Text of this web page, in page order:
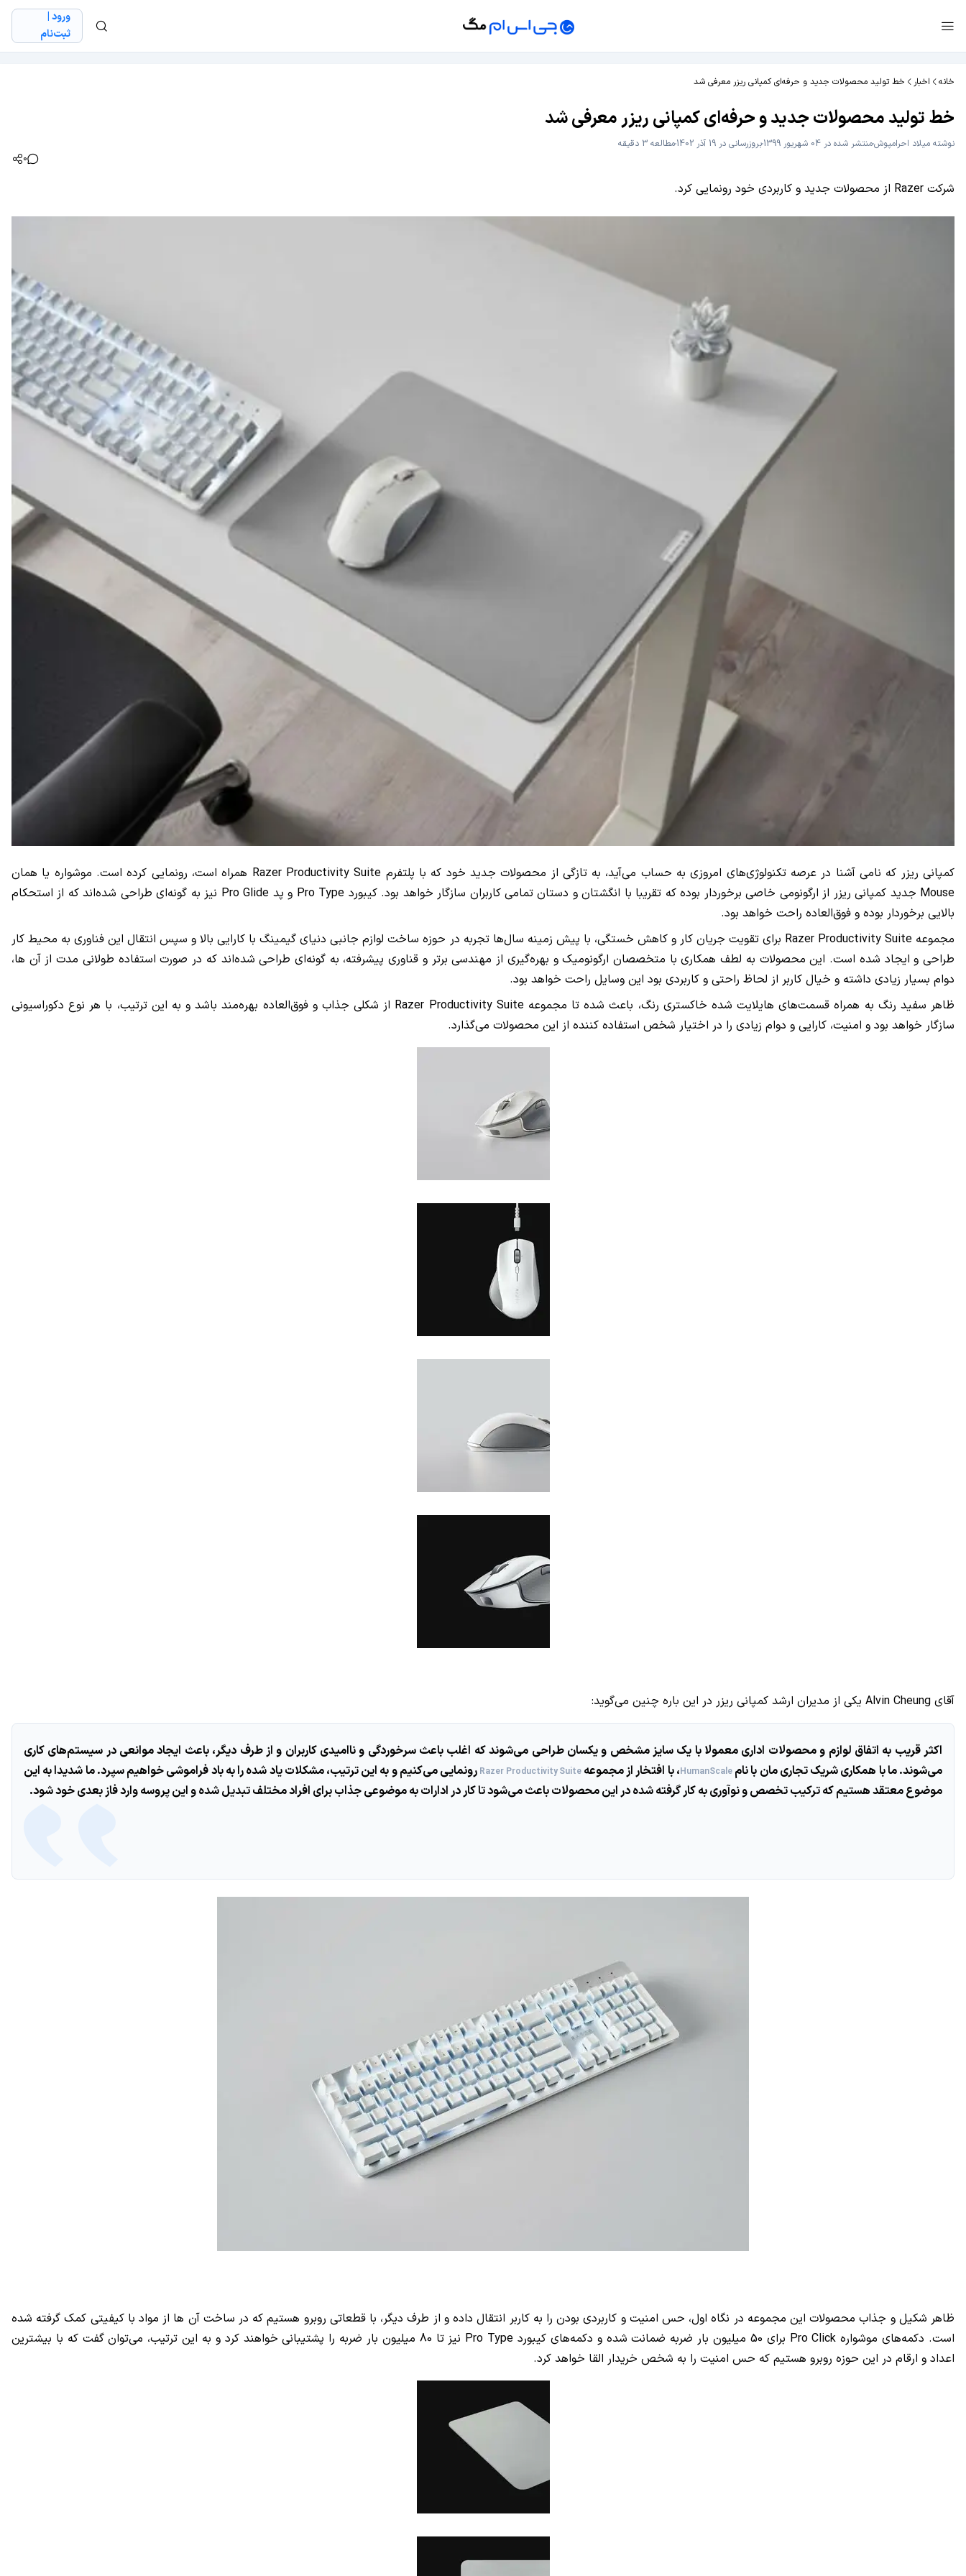
ورود |
ثبت‌نام
خانه اخبار خط تولید محصولات جدید و حرفه‌ای کمپانی ریزر معرفی شد
خط تولید محصولات جدید و حرفه‌ای کمپانی ریزر معرفی شد
نوشته میلاد احرامپوشمنتشر شده در 04 شهریور 1399 بروزرسانی در 19 آذر 1402
مطالعه 3 دقیقه
0
شرکت Razer از محصولات جدید و کاربردی خود رونمایی کرد.
کمپانی ریزر که نامی آشنا در عرصه تکنولوژی‌های امروزی به حساب می‌آید، به تازگی از محصولات جدید خود که با پلتفرم Razer Productivity Suite همراه است، رونمایی کرده است. موشواره یا همان
Mouse جدید کمپانی ریزر از ارگونومی خاصی برخوردار بوده که تقریبا با انگشتان و دستان تمامی کاربران سازگار خواهد بود. کیبورد Pro Type و پد Pro Glide نیز به گونه‌ای طراحی شده‌اند که از استحکام
بالایی برخوردار بوده و فوق‌العاده راحت خواهد بود.
مجموعهRazer Productivity Suite برای تقویت جریان کار و کاهش خستگی، با پیش زمینه سال‌ها تجربه در حوزه ساخت لوازم جانبی دنیای گیمینگ با کارایی بالا و سپس انتقال این فناوری به محیط کار
طراحی و ایجاد شده است. این محصولات به لطف همکاری با متخصصان ارگونومیک و بهره‌گیری از مهندسی برتر و قناوری پیشرفته، به گونه‌ای طراحی شده‌اند که در صورت استفاده طولانی مدت از آن ها،
دوام بسیار زیادی داشته و خیال کاربر از لحاظ راحتی و کاربردی بود این وسایل راحت خواهد بود.
ظاهر سفید رنگ به همراه قسمت‌های هایلایت شده خاکستری رنگ، باعث شده تا مجموعهRazer Productivity Suite از شکلی جذاب و فوق‌العاده بهره‌مند باشد و به این ترتیب، با هر نوع دکوراسیونی
سازگار خواهد بود و امنیت، کارایی و دوام زیادی را در اختیار شخص استفاده کننده از این محصولات می‌گذارد.
آقای Alvin Cheung یکی از مدیران ارشد کمپانی ریزر در این باره چنین می‌گوید:
اکثر قریب به اتفاق لوازم و محصولات اداری معمولا با یک سایز مشخص و یکسان طراحی می‌شوند که اغلب باعث سرخوردگی و ناامیدی کاربران و از طرف دیگر، باعث ایجاد موانعی در سیستم‌های کاری
می‌شوند. ما با همکاری شریک تجاری مان با نامHumanScale، با افتخار از مجموعهRazer Productivity Suite رونمایی می‌کنیم و به این ترتیب، مشکلات یاد شده را به باد فراموشی خواهیم سپرد. ما شدیدا به این
موضوع معتقد هستیم که ترکیب تخصص و نوآوری به کار گرفته شده در این محصولات باعث می‌شود تا کار در ادارات به موضوعی جذاب برای افراد مختلف تبدیل شده و این پروسه وارد فاز بعدی خود شود.
ظاهر شکیل و جذاب محصولات این مجموعه در نگاه اول، حس امنیت و کاربردی بودن را به کاربر انتقال داده و از طرف دیگر، با قطعاتی روبرو هستیم که در ساخت آن ها از مواد با کیفیتی کمک گرفته شده
است. دکمه‌های موشواره Pro Click برای 50 میلیون بار ضربه ضمانت شده و دکمه‌های کیبورد Pro Type نیز تا 80 میلیون بار ضربه را پشتیبانی خواهند کرد و به این ترتیب، می‌توان گفت که با بیشترین
اعداد و ارقام در این حوزه روبرو هستیم که حس امنیت را به شخص خریدار القا خواهد کرد.